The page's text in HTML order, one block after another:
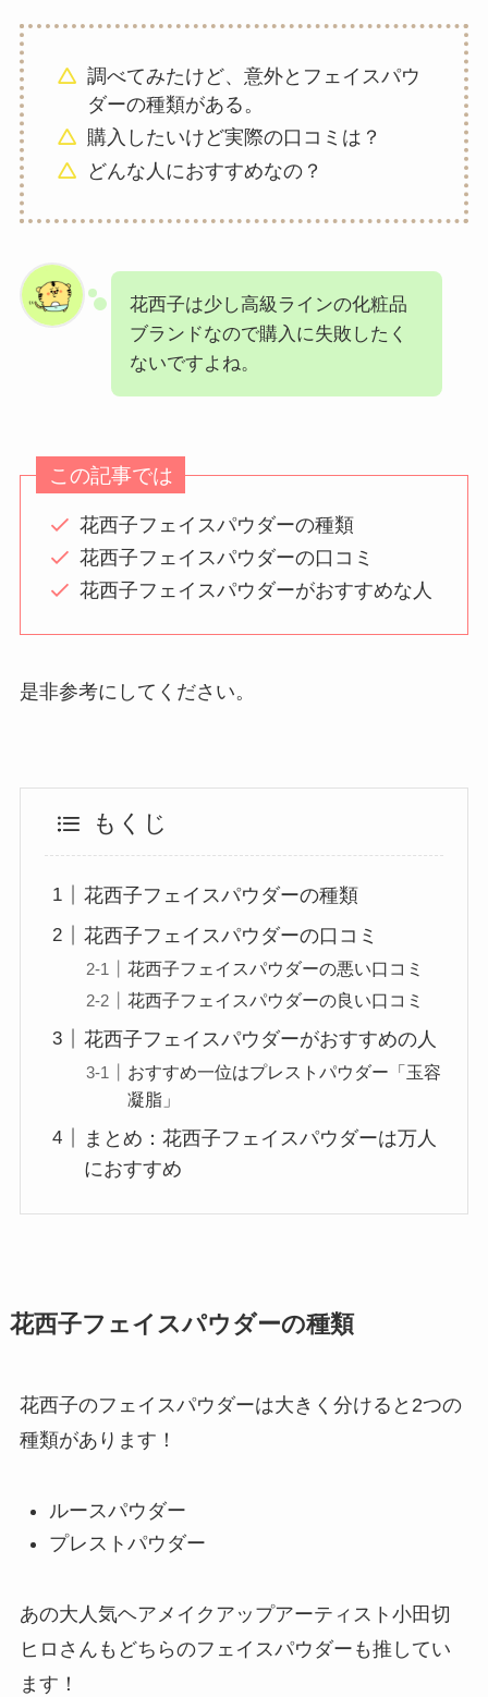
調べてみたけど、意外とフェイスパウ
ダーの種類がある。
購入したいけど実際の口コミは？
どんな人におすすめなの？
花西子は少し高級ラインの化粧品
ブランドなので購入に失敗したく
ないですよね。
この記事では
花西子フェイスパウダーの種類
花西子フェイスパウダーの口コミ
花西子フェイスパウダーがおすすめな人
是非参考にしてください。
もくじ
花西子フェイスパウダーの種類
花西子フェイスパウダーの口コミ
花西子フェイスパウダーの悪い口コミ
花西子フェイスパウダーの良い口コミ
花西子フェイスパウダーがおすすめの人
おすすめ一位はプレストパウダー「玉容
凝脂」
まとめ：花西子フェイスパウダーは万人
におすすめ
花西子フェイスパウダーの種類
花西子のフェイスパウダーは大きく分けると2つの
種類があります！
ルースパウダー
プレストパウダー
あの大人気ヘアメイクアップアーティスト小田切
ヒロさんもどちらのフェイスパウダーも推してい
ます！